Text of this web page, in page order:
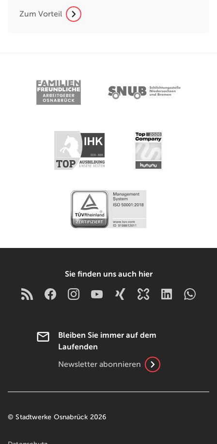
Zum Vorteil
Sie finden uns auch hier
Bleiben Sie immer auf dem
Laufenden
Newsletter abonnieren
© Stadtwerke Osnabrück 2026